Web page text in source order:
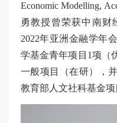
Economic Modelling,
勇教授曾荣获中南财
2022年亚洲金融学年
学基金青年项目1项（
一般项目（在研），
教育部人文社科基金项